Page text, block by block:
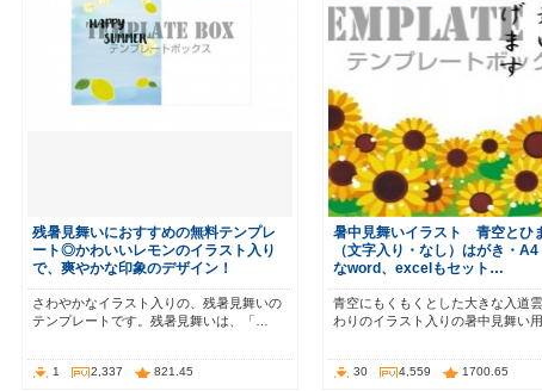
残暑見舞いにおすすめの無料テンプレ
ート◎かわいいレモンのイラスト入り
で、爽やかな印象のデザイン！
さわやかなイラスト入りの、残暑見舞いの
テンプレートです。残暑見舞いは、「…
1 2,337 821.45
暑中見舞いイラスト 青空とひ
（文字入り・なし）はがき・A4
なword、excelもセット…
青空にもくもくとした大きな入道
わりのイラスト入りの暑中見舞い
30 4,559 1700.65